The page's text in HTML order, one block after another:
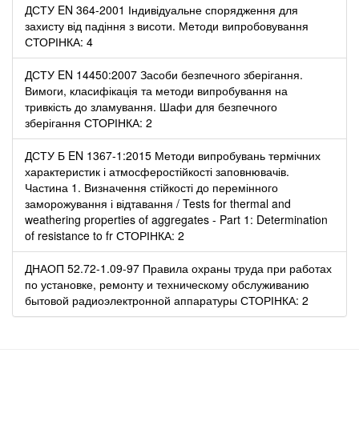
ДСТУ EN 364-2001 Індивідуальне спорядження для
захисту від падіння з висоти. Методи випробовування
СТОРІНКА: 4
ДСТУ EN 14450:2007 Засоби безпечного зберігання.
Вимоги, класифікація та методи випробування на
тривкість до зламування. Шафи для безпечного
зберігання СТОРІНКА: 2
ДСТУ Б EN 1367-1:2015 Методи випробувань термічних
характеристик і атмосферостійкості заповнювачів.
Частина 1. Визначення стійкості до перемінного
заморожування і відтавання / Tests for thermal and
weathering properties of aggregates - Part 1: Determination
of resistance to fr СТОРІНКА: 2
ДНАОП 52.72-1.09-97 Правила охраны труда при работах
по установке, ремонту и техническому обслуживанию
бытовой радиоэлектронной аппаратуры СТОРІНКА: 2